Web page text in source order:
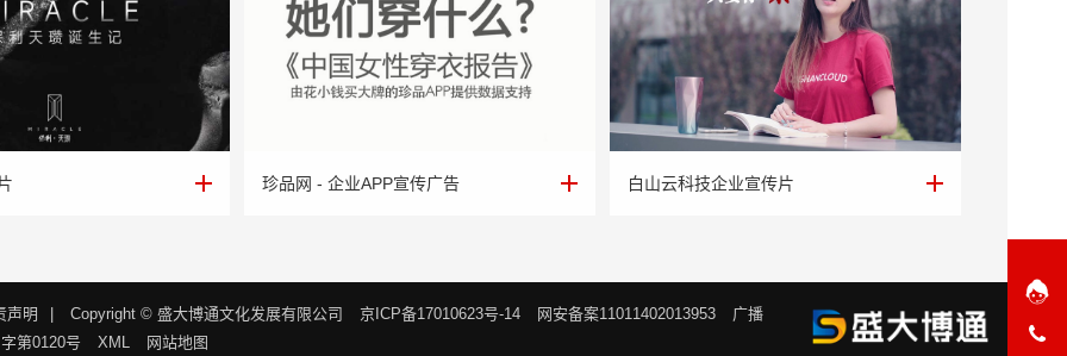
珍品网 - 企业APP宣传广告
珍品网 - 企业APP宣传广告 白山云科技企业宣传片
白山云科技企业宣传片
声明 Copyright © 盛大博通文化发展有限公司 京ICP备17010623号-14 网安备案11011402013953
广播
第0120号
XML 网站地图